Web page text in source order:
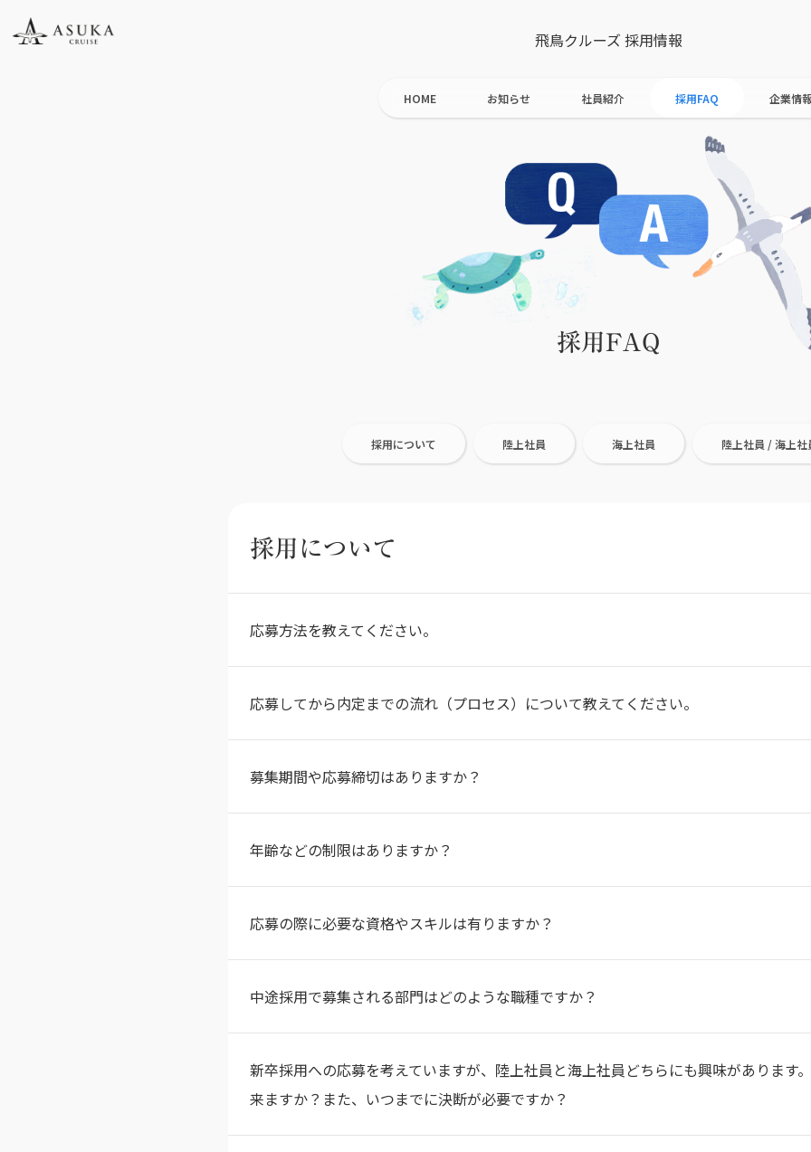
飛鳥クルーズ 採用情報
HOME お知らせ 社員紹介 採用FAQ 企業情
採用FAQ
採用について 陸上社員 海上社員 陸上社員 / 海上社
採用について
応募方法を教えてください。
応募してから内定までの流れ（プロセス）について教えてください。
募集期間や応募締切はありますか？
年齢などの制限はありますか？
応募の際に必要な資格やスキルは有りますか？
中途採用で募集される部門はどのような職種ですか？
新卒採用への応募を考えていますが、陸上社員と海上社員どちらにも興味があります
来ますか？また、いつまでに決断が必要ですか？